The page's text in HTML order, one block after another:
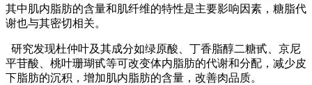
其中肌内脂肪的含量和肌纤维的特性是主要影响因素，糖脂代
谢也与其密切相关。
研究发现杜仲叶及其成分如绿原酸、丁香脂醇二糖甙、京尼
平苷酸、桃叶珊瑚甙等可改变体内脂肪的代谢和分配，减少皮
下脂肪的沉积，增加肌内脂肪的含量，改善肉品质。